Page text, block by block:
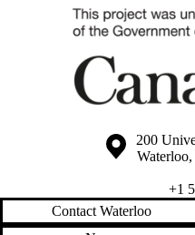
Information about the University
Campus
200
Waterloo,
+1
Contact Waterloo